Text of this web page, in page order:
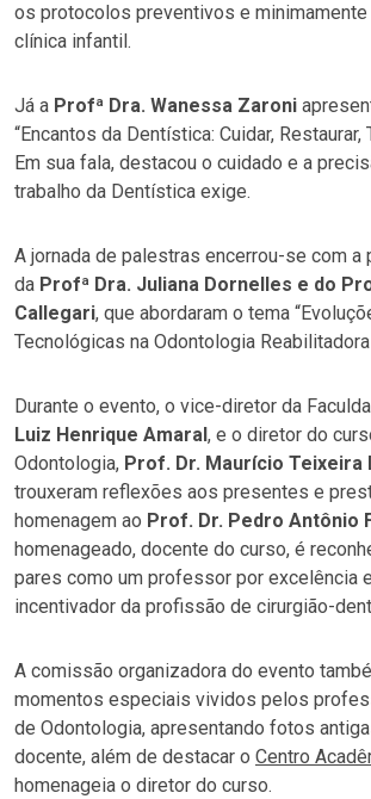
os protocolos preventivos e
clínica infantil.
Já a Profª Dra. Wanessa Zaroni
“Encantos da Dentística: Cuidar, Restaurar,
Em sua fala, destacou o cuidado e a
trabalho da Dentística exige.
A jornada de palestras encerrou-se com a
da Profª Dra. Juliana Dornelles e do
Callegari, que abordaram o tema
Tecnológicas na Odontologia
Durante o evento, o vice-diretor da
Luiz Henrique Amaral , e o diretor do
Odontologia, Prof. Dr. Maurício Teixeira
trouxeram reflexões aos presentes e
homenagem ao Prof. Dr. Pedro Antônio
homenageado, docente do curso, é
pares como um professor por excelência
incentivador da profissão de cirurgião-
A comissão organizadora do evento
momentos especiais vividos pelos
de Odontologia, apresentando fotos
docente, além de destacar o Centro
homenageia o diretor do curso.